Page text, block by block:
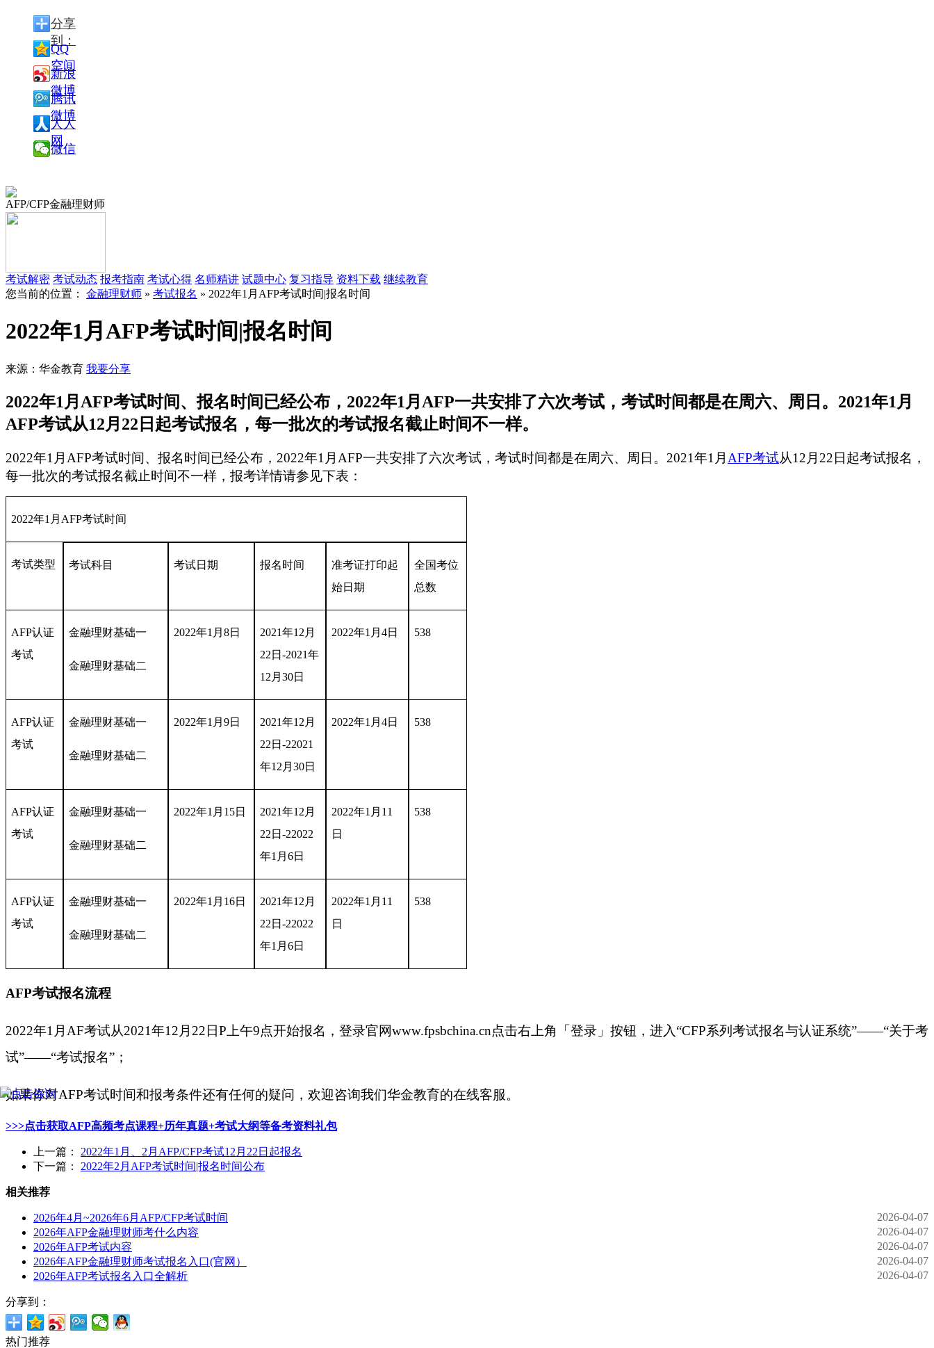
分享
到：
QQ
空间
新浪
微博
腾讯
微博
人人
网
微信
AFP/CFP金融理财师
考试解密 考试动态 报考指南 考试心得 名师精讲 试题中心 复习指导 资料下载 继续教育
您当前的位置： 金融理财师 » 考试报名 » 2022年1月AFP考试时间|报名时间
2022年1月AFP考试时间|报名时间
来源：华金教育 我要分享
2022年1月AFP考试时间、报名时间已经公布，2022年1月AFP一共安排了六次考试，考试时间都是在周六、周日。2021年1月
AFP考试从12月22日起考试报名，每一批次的考试报名截止时间不一样。
2022年1月AFP考试时间、报名时间已经公布，2022年1月AFP一共安排了六次考试，考试时间都是在周六、周日。2021年1月 AFP考试从12月22日起考试报名，
每一批次的考试报名截止时间不一样，报考详情请参见下表：
2022年1月AFP考试时间
考试类型 考试科目 考试日期 报名时间
准考证打印起
始日期
全国考位
总数
AFP认证
考试
金融理财基础一
金融理财基础二
2022年1月8日
2021年12月
22日-2021年
12月30日
2022年1月4日 538
AFP认证
考试
金融理财基础一
金融理财基础二
2022年1月9日
2021年12月
22日-22021
年12月30日
2022年1月4日 538
AFP认证
考试
金融理财基础一
金融理财基础二
2022年1月15日
2021年12月
22日-22022
年1月6日
2022年1月11
日
538
AFP认证
考试
金融理财基础一
金融理财基础二
2022年1月16日
2021年12月
22日-22022
年1月6日
2022年1月11
日
538
AFP考试报名流程
2022年1月AF考试从2021年12月22日P上午9点开始报名，登录官网www.fpsbchina.cn点击右上角「登录」按钮，进入“CFP系列考试报名与认证系统”——“关于考
试”——“考试报名”；
如果你对AFP考试时间和报考条件还有任何的疑问，欢迎咨询我们华金教育的在线客服。
>>>点击获取AFP高频考点课程+历年真题+考试大纲等备考资料礼包
上一篇：
2022年1月、2月AFP/CFP考试12月22日起报名
下一篇：
2022年2月AFP考试时间|报名时间公布
相关推荐
2026年4月~2026年6月AFP/CFP考试时间
2026-04-07
2026年AFP金融理财师考什么内容
2026-04-07
2026年AFP考试内容
2026-04-07
2026年AFP金融理财师考试报名入口(官网）
2026-04-07
2026年AFP考试报名入口全解析
2026-04-07
分享到：
热门推荐